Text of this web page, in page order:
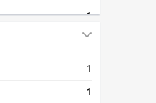
1
1
1
1
1
1